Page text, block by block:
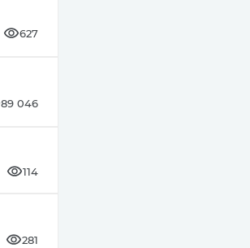
627
89 046
114
281